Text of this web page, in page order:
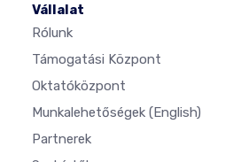
Vállalat
Rólunk
Támogatási Központ
Oktatóközpont
Munkalehetőségek (English)
Partnerek